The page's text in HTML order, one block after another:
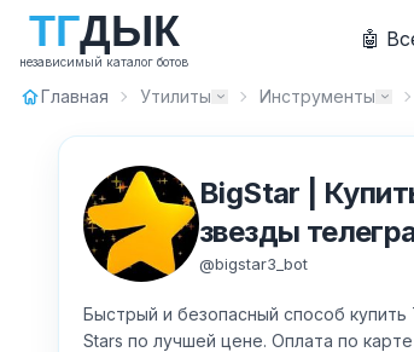
ТГДЫК
независимый каталог ботов
🤖
Главная Утилиты Инструменты
BigStar |
звезды
@bigstar3_bot
Быстрый и безопасный способ купить
Stars по лучшей цене. Оплата по